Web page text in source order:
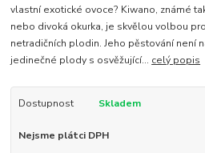
vlastní exotické ovoce? Kiwano, známé
nebo divoká okurka, je skvělou volbou
netradičních plodin. Jeho pěstování není
jedinečné plody s osvěžující... celý popis
Dostupnost Skladem
Nejsme plátci DPH